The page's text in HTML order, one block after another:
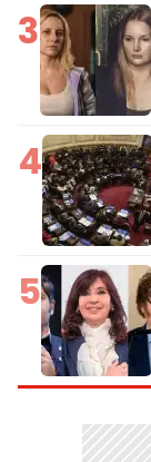
3
4
5